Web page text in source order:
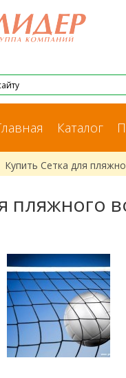
Каталог
Купить Сетка для
пляжного